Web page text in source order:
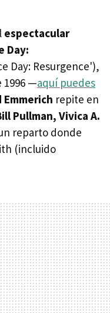
espectacular
Day:
Day: Resurgence'),
1996 —aquí puedes
Emmerich repite en
Pullman, Vivica A.
reparto donde
(incluido